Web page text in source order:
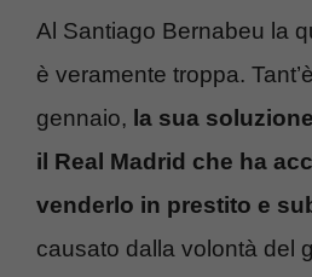
Al Santiago Bernabeu la
è veramente troppa.
gennaio, la sua
il Real Madrid che ha
venderlo in prestito e
causato dalla volontà del